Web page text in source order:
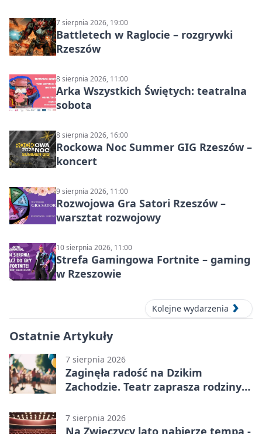
7 sierpnia 2026, 19:00
Battletech w Raglocie – rozgrywki
Rzeszów
8 sierpnia 2026, 11:00
Arka Wszystkich Świętych: teatralna
sobota
8 sierpnia 2026, 16:00
Rockowa Noc Summer GIG Rzeszów –
koncert
9 sierpnia 2026, 11:00
Rozwojowa Gra Satori Rzeszów –
warsztat rozwojowy
10 sierpnia 2026, 11:00
Strefa Gamingowa Fortnite – gaming
w Rzeszowie
Kolejne wydarzenia
Ostatnie Artykuły
7 sierpnia 2026
Zaginęła radość na Dzikim
Zachodzie. Teatr zaprasza rodziny
7 sierpnia 2026